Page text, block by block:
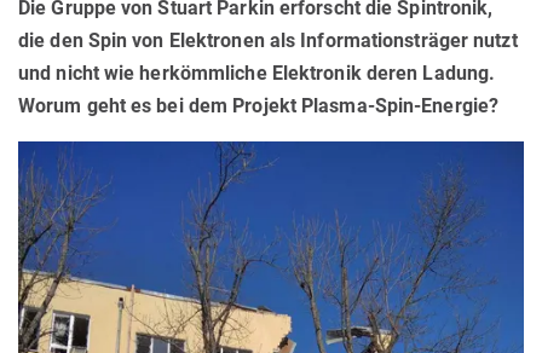
Die Gruppe von Stuart Parkin erforscht die Spintronik,
die den Spin von Elektronen als Informationsträger nutzt
und nicht wie herkömmliche Elektronik deren Ladung.
Worum geht es bei dem Projekt Plasma-Spin-Energie?